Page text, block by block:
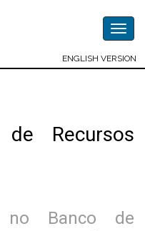
ENGLISH VERSION
Recursos
no Banco de